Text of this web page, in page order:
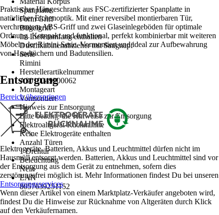
Spanplatte
Form Griff
Bügelgriff
Im Lieferumfang enthalten
Duschkabinenabzieher mit Saugnapf
Serie
Rimini
Herstellerartikelnummer
A3010049200062
Montageart
Vormontiert
Hinweis zur Entsorgung
Bitte beachte die Hinweise zur Entsorgung
Elektroaltgerät-Rücknahme
Keine Elektrogeräte enthalten
Anzahl Türen
1 Drehtür
Beleuchtung
Nein
EAN
8057639251152
Praktischer Hängeschrank aus FSC-zertifizierter Spanplatte in
natürlicher Eichenoptik. Mit einer reversibel montierbaren Tür,
verchromtem ABS-Griff und zwei Glaseinlegeböden für optimale
Ordnung. Kompakt und funktional, perfekt kombinierbar mit weiteren
Möbeln der Rimini Serie. Vormontiert und ideal zur Aufbewahrung
von Handtüchern und Badutensilien.
Entsorgung
Bereich überspringen
Elektrogeräte, Batterien, Akkus und Leuchtmittel dürfen nicht im
Hausmüll entsorgt werden. Batterien, Akkus und Leuchtmittel sind vor
der Entsorgung aus dem Gerät zu entnehmen, sofern dies
zerstörungsfrei möglich ist. Mehr Informationen findest Du bei unseren
Entsorgungsservices.
Wenn dieser Artikel von einem Marktplatz-Verkäufer angeboten wird,
findest Du die Hinweise zur Rücknahme von Altgeräten durch Klick
auf den Verkäufernamen.